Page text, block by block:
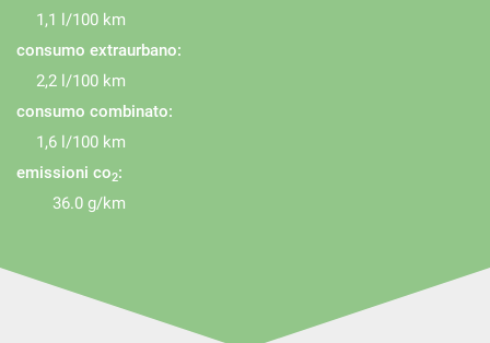
Portellone posteriore elettrico
Schermo multifunzione interamente digitale
Sedile posteriore sdoppiato
Sensore di luce
Sensore di pioggia
Sensori di parcheggio anteriori
Sensori di parcheggio posteriori
Navigatore satellitare
Sospensioni pneumatiche
1,1 l/100 km
consumo extraurbano:
2,2 l/100 km
consumo combinato:
1,6 l/100 km
emissioni co2:
36.0 g/km